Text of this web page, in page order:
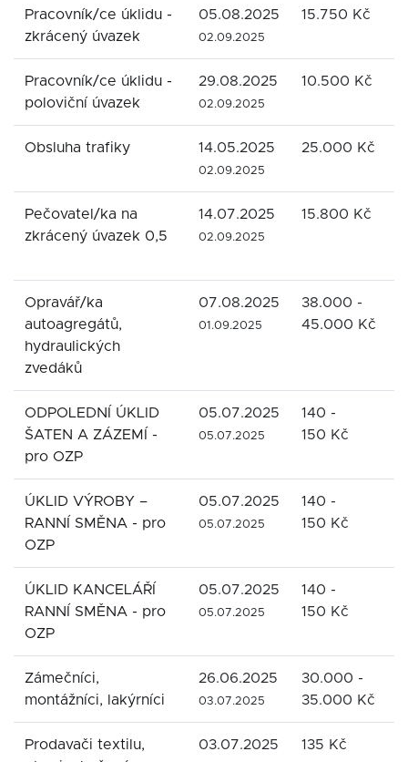
Pracovník/ce úklidu -
zkrácený úvazek
05.08.2025
02.09.2025
15.750 Kč
Pracovník/ce úklidu -
poloviční úvazek
29.08.2025
02.09.2025
10.500 Kč
Obsluha trafiky 14.05.2025
02.09.2025
25.000 Kč
Pečovatel/ka na
zkrácený úvazek 0,5
14.07.2025
02.09.2025
15.800 Kč
Opravář/ka
autoagregátů,
hydraulických
zvedáků
07.08.2025
01.09.2025
38.000 -
45.000 Kč
ODPOLEDNÍ ÚKLID
ŠATEN A ZÁZEMÍ -
pro OZP
05.07.2025
05.07.2025
140 -
150 Kč
ÚKLID VÝROBY –
RANNÍ SMĚNA - pro
OZP
05.07.2025
05.07.2025
140 -
150 Kč
ÚKLID KANCELÁŘÍ
RANNÍ SMĚNA - pro
OZP
05.07.2025
05.07.2025
140 -
150 Kč
Zámečníci,
montážníci, lakýrníci
26.06.2025
03.07.2025
30.000 -
35.000 Kč
Prodavači textilu,
03.07.2025 135 Kč